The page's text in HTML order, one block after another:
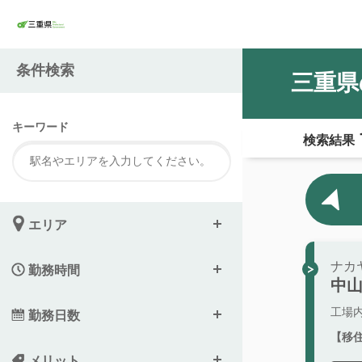
三重
検索結果
ナカ
中
工場
【
条件検索
キーワード
エリア
勤務時間
勤務日数